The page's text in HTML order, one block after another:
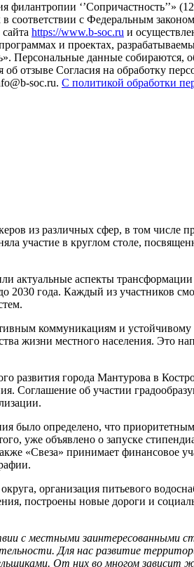
‘’Сопричастность’’»
соответствии с Федеральным
https://www.b-soc.ru и
и проектах,
Персональные данные собираются,
отзыве Согласия на обработку
soc.ru. С политикой обработки
из различных сфер, в том числе
участие в круглом столе,
актуальные аспекты
2030 года. Каждый из участников
коммуникациям и
жизни местного населения. Это
развития города Мантурова в
Соглашение об участии
было определено, что
уже объявлено о запуске
«Свеза» принимает финансовое
организация питьевого
построены новые дороги и
с местными заинтересованными
Для нас развитие
От них во многом зависит